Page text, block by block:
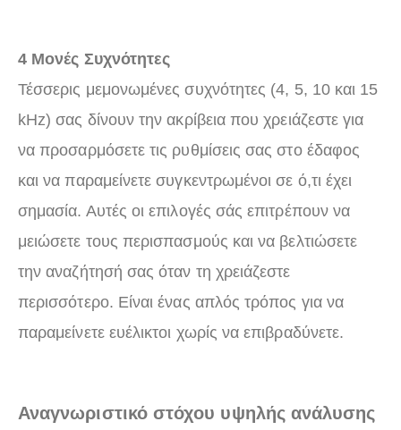
4 Μονές Συχνότητες
Τέσσερις μεμονωμένες συχνότητες (4, 5, 10 και 15
kHz) σας δίνουν την ακρίβεια που χρειάζεστε για
να προσαρμόσετε τις ρυθμίσεις σας στο έδαφος
και να παραμείνετε συγκεντρωμένοι σε ό,τι έχει
σημασία. Αυτές οι επιλογές σάς επιτρέπουν να
μειώσετε τους περισπασμούς και να βελτιώσετε
την αναζήτησή σας όταν τη χρειάζεστε
περισσότερο. Είναι ένας απλός τρόπος για να
παραμείνετε ευέλικτοι χωρίς να επιβραδύνετε.
Αναγνωριστικό στόχου υψηλής ανάλυσης